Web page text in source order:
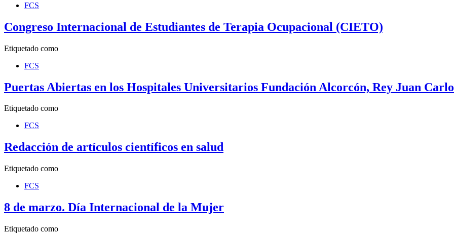
FCS
Congreso Internacional de Estudiantes de Terapia Ocupacional (CIETO)
Etiquetado como
FCS
Puertas Abiertas en los Hospitales Universitarios Fundación Alcorcón, Rey Juan
Etiquetado como
FCS
Redacción de artículos científicos en salud
Etiquetado como
FCS
8 de marzo. Día Internacional de la Mujer
Etiquetado como